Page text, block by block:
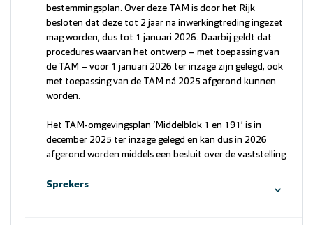
bestemmingsplan. Over deze TAM is door het Rijk
besloten dat deze tot 2 jaar na inwerkingtreding ingezet
mag worden, dus tot 1 januari 2026. Daarbij geldt dat
procedures waarvan het ontwerp – met toepassing van
de TAM – voor 1 januari 2026 ter inzage zijn gelegd, ook
met toepassing van de TAM ná 2025 afgerond kunnen
worden.
Het TAM-omgevingsplan ‘Middelblok 1 en 191’ is in
december 2025 ter inzage gelegd en kan dus in 2026
afgerond worden middels een besluit over de vaststelling.
Sprekers